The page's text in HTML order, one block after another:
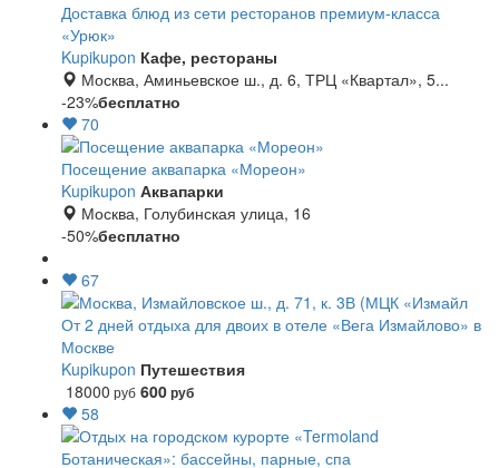
Доставка блюд из сети ресторанов премиум-класса
«Урюк»
Kupikupon Кафе, рестораны
Москва, Аминьевское ш., д. 6, ТРЦ «Квартал», 5...
-23%бесплатно
70
Посещение аквапарка «Мореон»
Kupikupon Аквапарки
Москва, Голубинская улица, 16
-50%бесплатно
67
От 2 дней отдыха для двоих в отеле «Вега Измайлово» в
Москве
Kupikupon Путешествия
18000 руб 600руб
58